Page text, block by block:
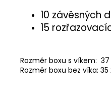
10 závěsných
15
Rozměr boxu s víkem: 37
Rozměr boxu bez víka: 35